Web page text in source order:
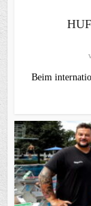
Beim